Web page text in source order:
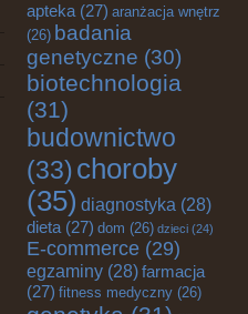
apteka (27) aranżacja wnętrz
(26) badania
genetyczne (30)
biotechnologia
(31)
budownictwo
(33)choroby
(35) diagnostyka (28)
dieta (27) dom (26) dzieci (24)
E-commerce (29)
egzaminy (28)farmacja
(27) fitness medyczny (26)